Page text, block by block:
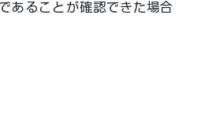
あることが確認できた場合